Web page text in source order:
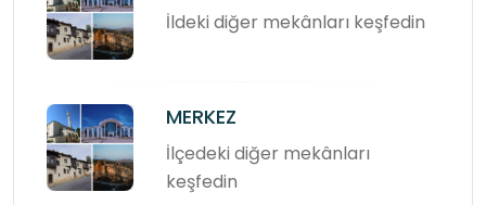
İldeki diğer mekânları keşfedin
MERKEZ
İlçedeki diğer mekânları
keşfedin